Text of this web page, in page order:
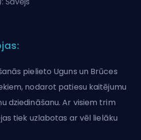
pielieto Uguns un Brūces
nodarot patiesu kaitējumu
dziedināšanu. Ar visiem trim
tiek uzlabotas ar vēl lielāku